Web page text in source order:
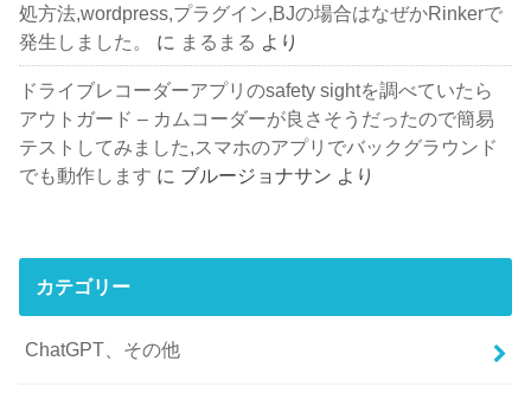
処方法,wordpress,プラグイン,BJの場合はなぜかRinkerで
発生しました。
に まるまる より
ドライブレコーダーアプリのsafety sightを調べていたら
アウトガード – カムコーダーが良さそうだったので簡易
テストしてみました,スマホのアプリでバックグラウンド
でも動作します に ブルージョナサン より
カテゴリー
ChatGPT、その他